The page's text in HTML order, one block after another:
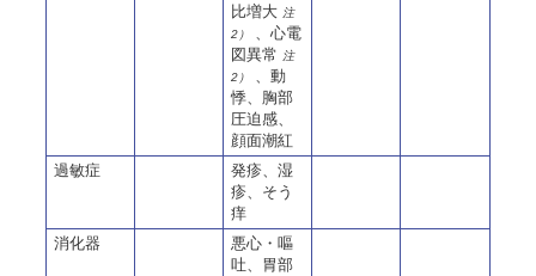
比増大 注
2）
、心電
図異常 注
2）
、動
悸、胸部
圧迫感、
顔面潮紅
過敏症
発疹、湿
疹、そう
痒
消化器
悪心・嘔
吐、胃部